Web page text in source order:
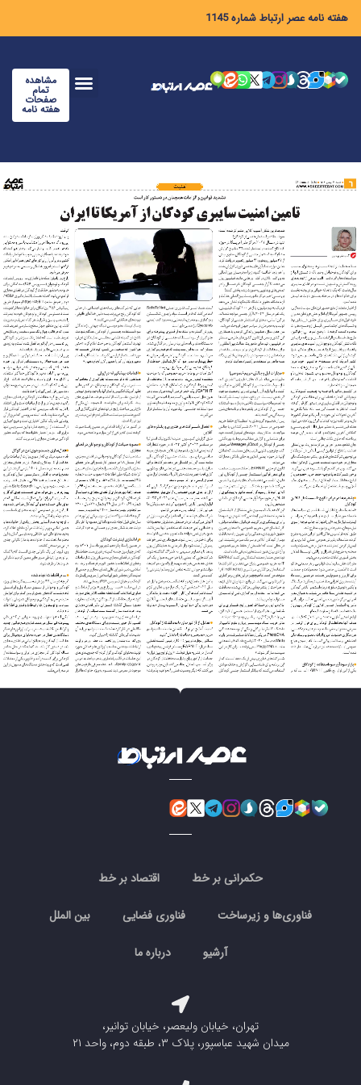
هفته نامه عصر ارتباط شماره 1145
مشاهده
تمام
صفحات
هفته نامه
حکمرانی بر خط اقتصاد بر خط
فناوری‌ها و زیرساخت فناوری فضایی بین الملل
آرشیو درباره ما
تهران، خیابان ولیعصر، خیابان توانیر،
میدان شهید عباسپور، پلاک ۳، طبقه دوم، واحد ۲۱